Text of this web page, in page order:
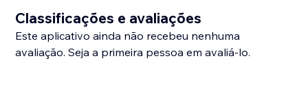
Classificações e avaliações
Este aplicativo ainda não recebeu nenhuma
avaliação. Seja a primeira pessoa em avaliá-lo.